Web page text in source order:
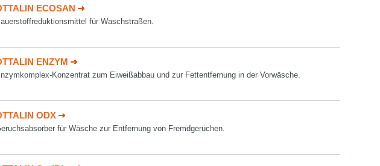
ECOSAN
für Waschstraßen.
ENZYM
Konzentrat zum Eiweißabbau und zur Fettentfernung in der Vorwäsche.
ODX
für Wäsche zur Entfernung von Fremdgerüchen.